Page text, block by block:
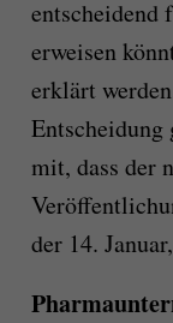
entscheidend
erweisen
erklärt
mit, dass der
der 14.